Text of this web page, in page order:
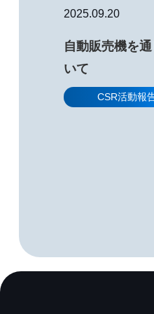
2025.09.20
自動販売機を
いて
CSR活動報